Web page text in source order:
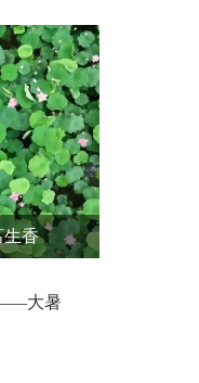
生香
——大暑